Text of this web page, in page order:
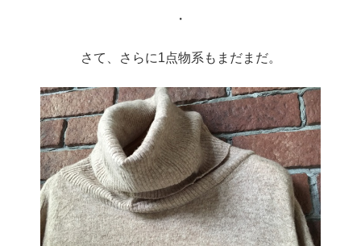
・
さて、さらに1点物系もまだまだ。